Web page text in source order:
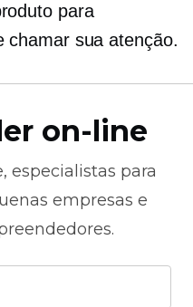
para
chamar sua atenção.
on-line
especialistas para
empresas e